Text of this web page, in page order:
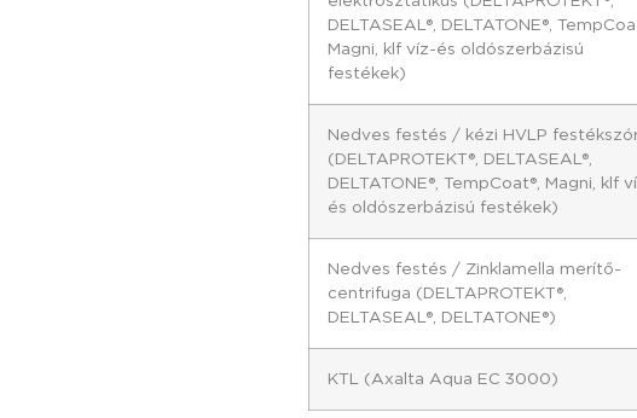
DELTASEAL®, DELTATONE®,
Magni, klf víz-és oldószerbázisú
festékek)
Nedves festés / kézi HVLP
(DELTAPROTEKT®, DELTASEAL®,
DELTATONE®, TempCoat®, Magni, klf
és oldószerbázisú festékek)
Nedves festés / Zinklamella merítő-
centrifuga (DELTAPROTEKT®,
DELTASEAL®, DELTATONE®)
KTL (Axalta Aqua EC 3000)